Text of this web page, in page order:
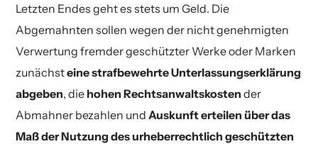
Letzten Endes geht es stets um Geld. Die
Abgemahnten sollen wegen der nicht genehmigten
Verwertung fremder geschützter Werke oder Marken
zunächsteine strafbewehrte Unterlassungserklärung
abgeben, die hohen Rechtsanwaltskosten der
Abmahner bezahlen und Auskunft erteilen über das
Maß der Nutzung des urheberrechtlich geschützten